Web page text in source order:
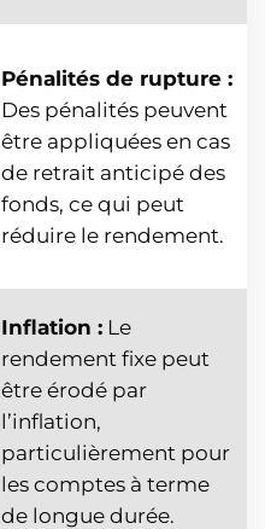
Pénalités de rupture :
Des pénalités peuvent
être appliquées en cas
de retrait anticipé des
fonds, ce qui peut
réduire le rendement.
Inflation : Le
rendement fixe peut
être érodé par
l’inflation,
particulièrement pour
les comptes à terme
de longue durée.